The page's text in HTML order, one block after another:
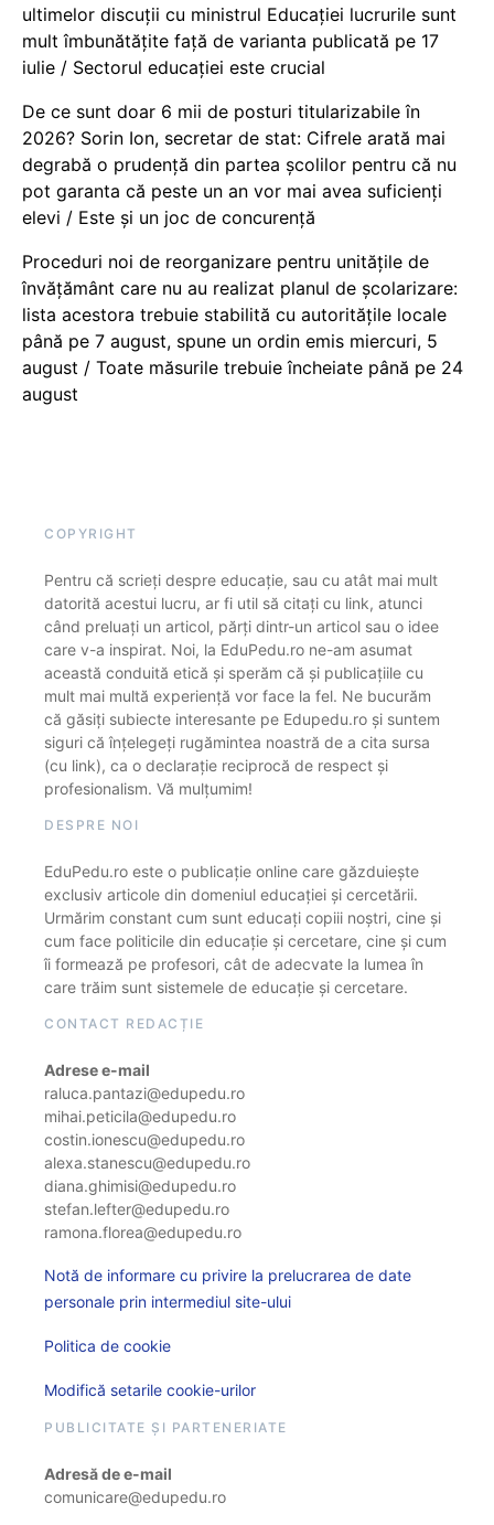
ultimelor discuții cu ministrul Educației lucrurile sunt
mult îmbunătățite față de varianta publicată pe 17
iulie / Sectorul educației este crucial
De ce sunt doar 6 mii de posturi titularizabile în
2026? Sorin Ion, secretar de stat: Cifrele arată mai
degrabă o prudență din partea școlilor pentru că nu
pot garanta că peste un an vor mai avea suficienți
elevi / Este și un joc de concurență
Proceduri noi de reorganizare pentru unitățile de
învățământ care nu au realizat planul de școlarizare:
lista acestora trebuie stabilită cu autoritățile locale
până pe 7 august, spune un ordin emis miercuri, 5
august / Toate măsurile trebuie încheiate până pe 24
august
COPYRIGHT
Pentru că scrieți despre educație, sau cu atât mai mult
datorită acestui lucru, ar fi util să citați cu link, atunci
când preluați un articol, părți dintr-un articol sau o idee
care v-a inspirat. Noi, la EduPedu.ro ne-am asumat
această conduită etică și sperăm că și publicațiile cu
mult mai multă experiență vor face la fel. Ne bucurăm
că găsiți subiecte interesante pe Edupedu.ro și suntem
siguri că înțelegeți rugămintea noastră de a cita sursa
(cu link), ca o declarație reciprocă de respect și
profesionalism. Vă mulțumim!
DESPRE NOI
EduPedu.ro este o publicație online care găzduiește
exclusiv articole din domeniul educației și cercetării.
Urmărim constant cum sunt educați copiii noștri, cine și
cum face politicile din educație și cercetare, cine și cum
îi formează pe profesori, cât de adecvate la lumea în
care trăim sunt sistemele de educație și cercetare.
CONTACT REDACȚIE
Adrese e-mail
raluca.pantazi@edupedu.ro
mihai.peticila@edupedu.ro
costin.ionescu@edupedu.ro
alexa.stanescu@edupedu.ro
diana.ghimisi@edupedu.ro
stefan.lefter@edupedu.ro
ramona.florea@edupedu.ro
Notă de informare cu privire la prelucrarea de date
personale prin intermediul site-ului
Politica de cookie
Modifică setarile cookie-urilor
PUBLICITATE ȘI PARTENERIATE
Adresă de e-mail
comunicare@edupedu.ro